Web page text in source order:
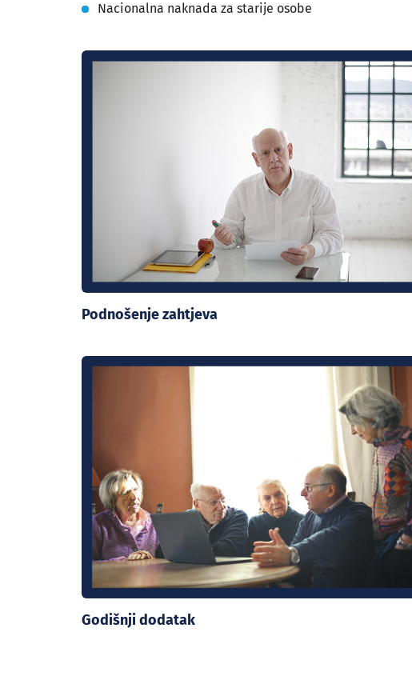
Nacionalna naknada za starije osobe
Podnošenje zahtjeva
Godišnji dodatak